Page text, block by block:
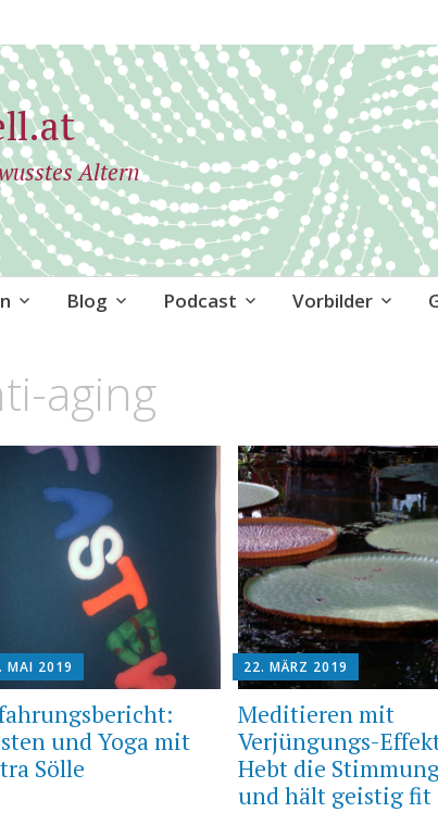
Altern
Blog Podcast Vorbilder
aging
MAI 2019
und Yoga mit
Sölle
22. MÄRZ 2019
Meditieren mit
Verjüngungs-
Hebt die
und hält geistig fit